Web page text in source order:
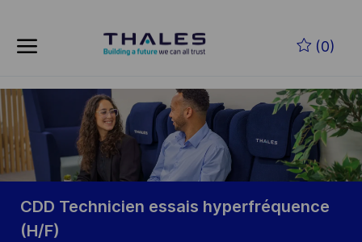
(0)
-
CDD Technicien essais hyperfréquence
(H/F)